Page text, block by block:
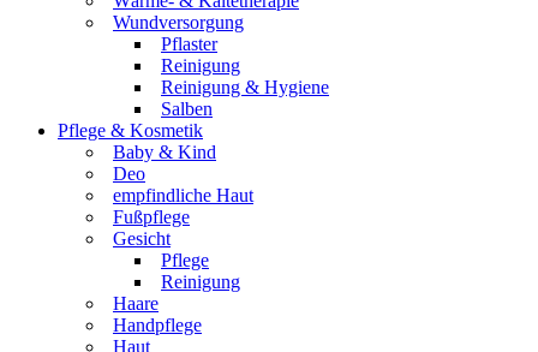
Wundversorgung
Pflaster
Reinigung
Reinigung & Hygiene
Salben
Pflege & Kosmetik
Baby & Kind
Deo
empfindliche Haut
Fußpflege
Gesicht
Pflege
Reinigung
Haare
Handpflege
Haut